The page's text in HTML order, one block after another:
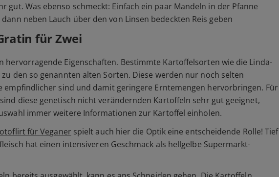
gut. Was ebenso schmeckt: Einfach ein paar Mandeln in der Pfanne
neben Lauch über den von Linsen bedeckten Reis geben
für Zwei
hervorragende Eigenschaften. Bestimmte Kartoffelsorten wie die Linda-
den so genannten alten Sorten. Diese werden nur noch selten
empfindlicher sind und damit geringere Erntemengen hervorbringen. Für
diese genetisch nicht verändernden Kartoffeln sehr gut geeignet,
immer weitere Informationen zur Kartoffel einholen.
für Veganer spielt auch hier die Optik eine entscheidende Rolle! Tief
hat einen intensiveren Geschmack als hellgelbe Supermarkt-